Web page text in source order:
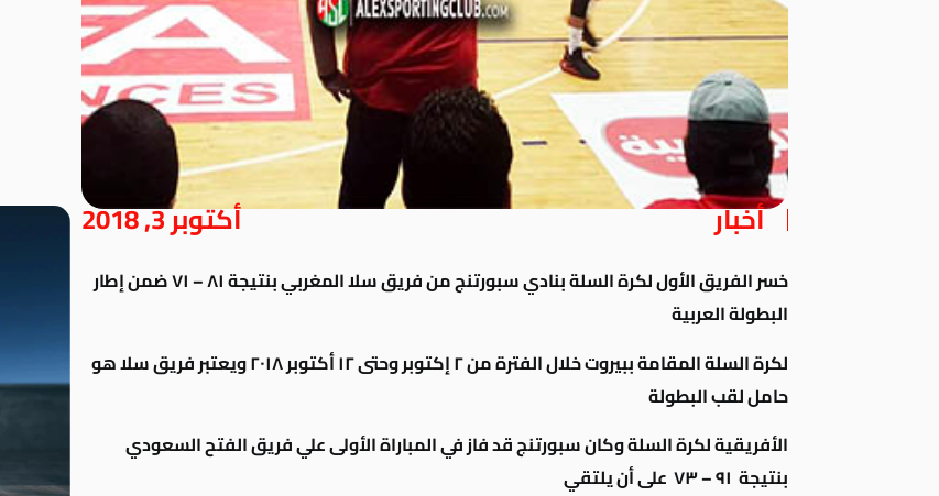
أخبار أكتوبر 3, 2018
خسر الفريق الأول لكرة السلة بنادي سبورتنج من فريق سلا المغربي بنتيجة ٨١ – ٧١ ضمن إطار
البطولة العربية
لكرة السلة
المقامة ببيروت خلال الفترة من ٢ إكتوبر وحتى ١٢ أكتوبر ٢٠١٨ ويعتبر فريق سلا هو
حامل لقب البطولة
الأفريقية لكرة السلةوكان سبورتنج قد فاز في المباراة الأولى علي فريق الفتح السعودي
بنتيجة ٩١ – ٧٣ على أن يلتقي